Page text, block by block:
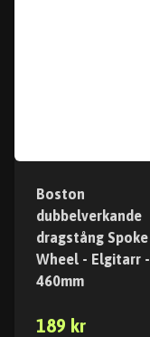
Boston
dubbelverkande
dragstång Spoke
Wheel - Elgitarr -
460mm
189 kr